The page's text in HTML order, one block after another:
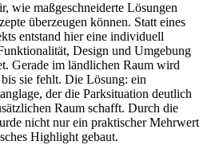
wie maßgeschneiderte Lösungen
überzeugen können. Statt eines
entstand hier eine individuell
Design und Umgebung
Gerade im ländlichen Raum wird
sie fehlt. Die Lösung: ein
der die Parksituation deutlich
Raum schafft. Durch die
nicht nur ein praktischer Mehrwert
Highlight gebaut.